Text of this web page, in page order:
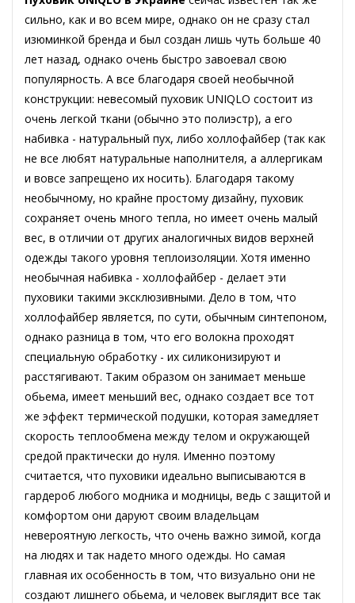
сильно, как и во всем мире, однако он не сразу стал
изюминкой бренда и был создан лишь чуть больше 40
лет назад, однако очень быстро завоевал свою
популярность. А все благодаря своей необычной
конструкции: невесомый пуховик UNIQLO состоит из
очень легкой ткани (обычно это полиэстр), а его
набивка - натуральный пух, либо холлофайбер (так как
не все любят натуральные наполнителя, а аллергикам
и вовсе запрещено их носить). Благодаря такому
необычному, но крайне простому дизайну, пуховик
сохраняет очень много тепла, но имеет очень малый
вес, в отличии от других аналогичных видов верхней
одежды такого уровня теплоизоляции. Хотя именно
необычная набивка - холлофайбер - делает эти
пуховики такими эксклюзивными. Дело в том, что
холлофайбер является, по сути, обычным синтепоном,
однако разница в том, что его волокна проходят
специальную обработку - их силиконизируют и
расстягивают. Таким образом он занимает меньше
обьема, имеет меньший вес, однако создает все тот
же эффект термической подушки, которая замедляет
скорость теплообмена между телом и окружающей
средой практически до нуля. Именно поэтому
считается, что пуховики идеально выписываются в
гардероб любого модника и модницы, ведь с защитой и
комфортом они даруют своим владельцам
невероятную легкость, что очень важно зимой, когда
на людях и так надето много одежды. Но самая
главная их особенность в том, что визуально они не
создают лишнего обьема, и человек выглядит все так